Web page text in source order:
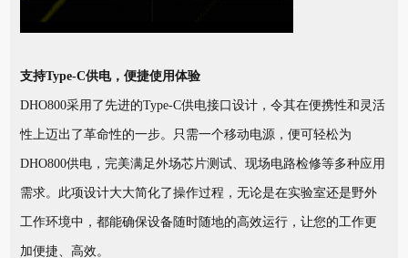
支持Type-C供电，便捷使用体验
DHO800采用了先进的Type-C供电接口设计，令其在便携性和灵活
性上迈出了革命性的一步。只需一个移动电源，便可轻松为
DHO800供电，完美满足外场芯片测试、现场电路检修等多种应用
需求。此项设计大大简化了操作过程，无论是在实验室还是野外
工作环境中，都能确保设备随时随地的高效运行，让您的工作更
加便捷、高效。